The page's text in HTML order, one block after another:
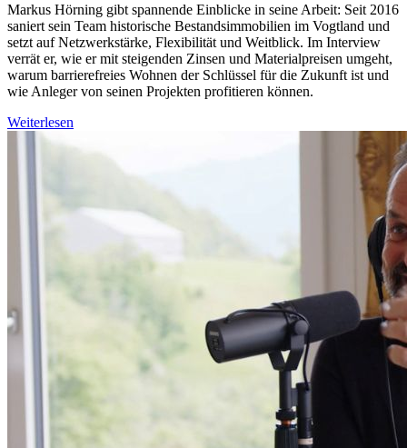
Markus Hörning gibt spannende Einblicke in seine Arbeit: Seit 2016
saniert sein Team historische Bestandsimmobilien im Vogtland und
setzt auf Netzwerkstärke, Flexibilität und Weitblick. Im Interview
verrät er, wie er mit steigenden Zinsen und Materialpreisen umgeht,
warum barrierefreies Wohnen der Schlüssel für die Zukunft ist und
wie Anleger von seinen Projekten profitieren können.
Weiterlesen